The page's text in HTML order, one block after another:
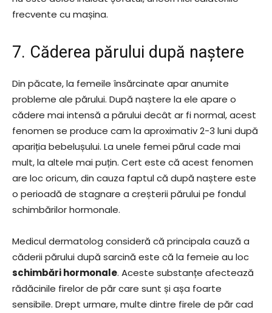
frecvente cu mașina.
7. Căderea părului după naștere
Din păcate, la femeile însărcinate apar anumite
probleme ale părului. După naștere la ele apare o
cădere mai intensă a părului decât ar fi normal, acest
fenomen se produce cam la aproximativ 2-3 luni după
apariția bebelușului. La unele femei părul cade mai
mult, la altele mai puțin. Cert este că acest fenomen
are loc oricum, din cauza faptul că după naștere este
o perioadă de stagnare a creșterii părului pe fondul
schimbărilor hormonale.
Medicul dermatolog consideră că principala cauză a
căderii părului după sarcină este că la femeie au loc
schimbări hormonale. Aceste substanțe afectează
rădăcinile firelor de păr care sunt și așa foarte
sensibile. Drept urmare, multe dintre firele de păr cad